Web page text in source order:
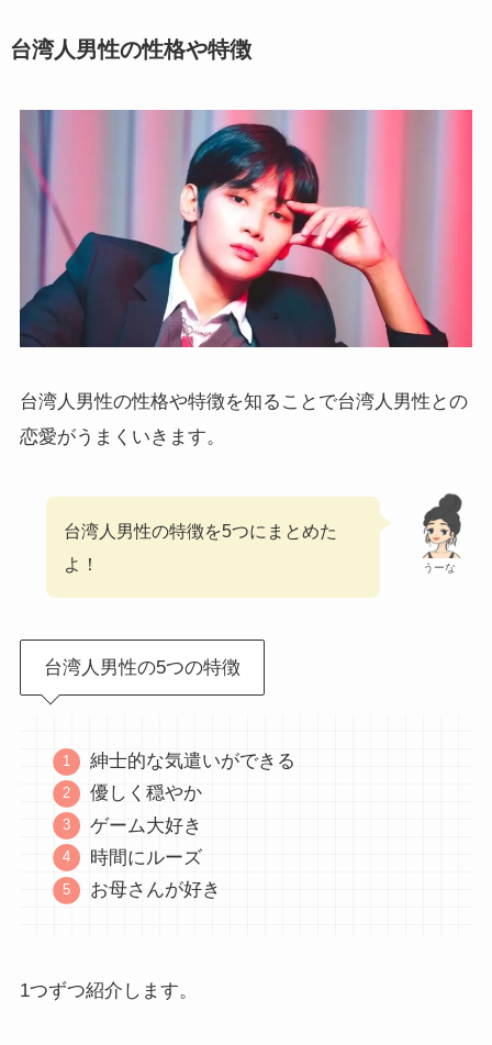
台湾人男性の性格や特徴
台湾人男性の性格や特徴を知ることで台湾人男性との
恋愛がうまくいきます。
うーな
台湾人男性の特徴を5つにまとめた
よ！
台湾人男性の5つの特徴
紳士的な気遣いができる
優しく穏やか
ゲーム大好き
時間にルーズ
お母さんが好き
1つずつ紹介します。